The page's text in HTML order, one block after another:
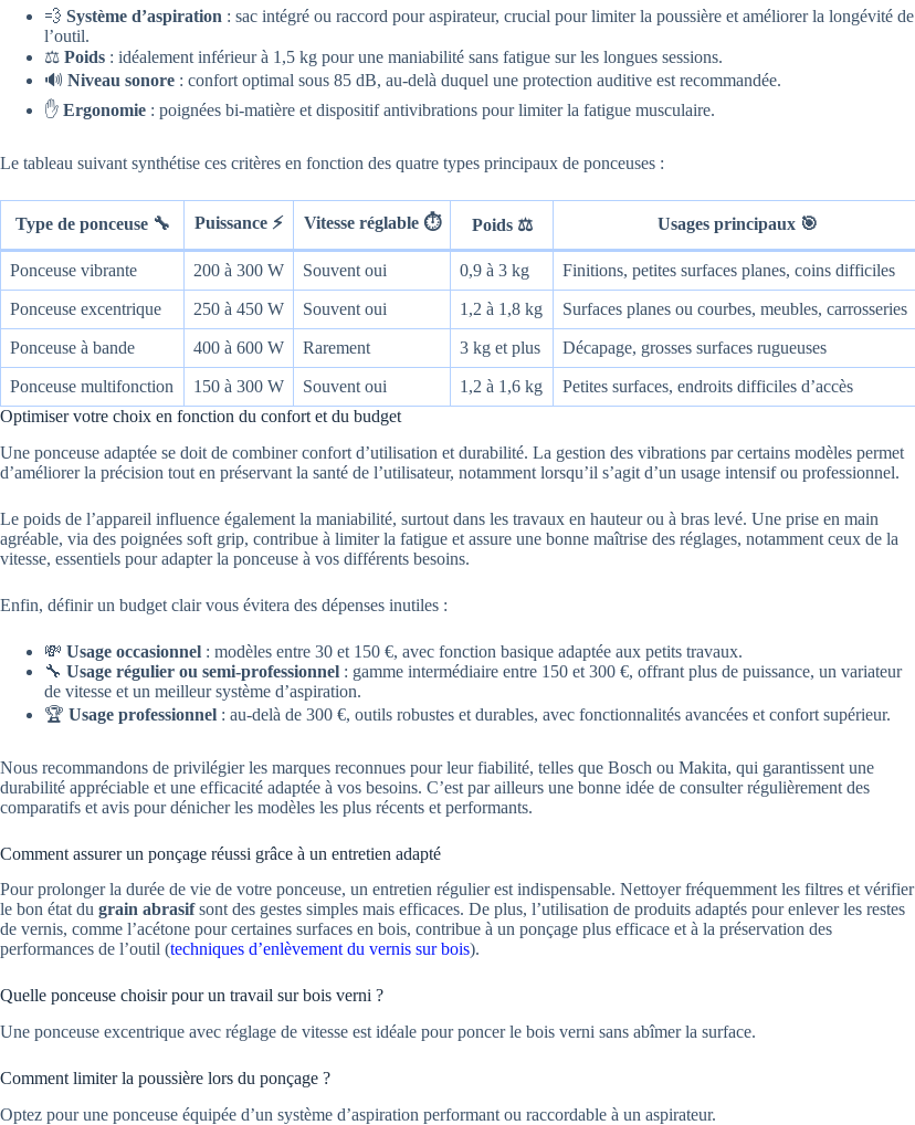
💨 Système d’aspiration : sac intégré ou raccord pour aspirateur, crucial pour limiter la poussière et améliorer la longévité de
l’outil.
⚖️ Poids : idéalement inférieur à 1,5 kg pour une maniabilité sans fatigue sur les longues sessions.
🔊 Niveau sonore : confort optimal sous 85 dB, au-delà duquel une protection auditive est recommandée.
✋ Ergonomie : poignées bi-matière et dispositif antivibrations pour limiter la fatigue musculaire.
Le tableau suivant synthétise ces critères en fonction des quatre types principaux de ponceuses :
Type de ponceuse 🔧 Puissance ⚡ Vitesse réglable ⏱️ Poids ⚖️ Usages principaux 🎯
Ponceuse vibrante 200 à 300 W Souvent oui 0,9 à 3 kg Finitions, petites surfaces planes, coins difficiles
Ponceuse excentrique 250 à 450 W Souvent oui 1,2 à 1,8 kg Surfaces planes ou courbes, meubles, carrosseries
Ponceuse à bande 400 à 600 W Rarement 3 kg et plus Décapage, grosses surfaces rugueuses
Ponceuse multifonction 150 à 300 W Souvent oui 1,2 à 1,6 kg
Petites surfaces, endroits difficiles d’accès
Optimiser votre choix en fonction du confort et du budget
Une ponceuse adaptée se doit de combiner confort d’utilisation et durabilité. La gestion des vibrations par certains modèles permet
d’améliorer la précision tout en préservant la santé de l’utilisateur, notamment lorsqu’il s’agit d’un usage intensif ou professionnel.
Le poids de l’appareil influence également la maniabilité, surtout dans les travaux en hauteur ou à bras levé. Une prise en main
agréable, via des poignées soft grip, contribue à limiter la fatigue et assure une bonne maîtrise des réglages, notamment ceux de la
vitesse, essentiels pour adapter la ponceuse à vos différents besoins.
Enfin, définir un budget clair vous évitera des dépenses inutiles :
💸 Usage occasionnel : modèles entre 30 et 150 €, avec fonction basique adaptée aux petits travaux.
🔧 Usage régulier ou semi-professionnel : gamme intermédiaire entre 150 et 300 €, offrant plus de puissance, un variateur
de vitesse et un meilleur système d’aspiration.
🏆 Usage professionnel : au-delà de 300 €, outils robustes et durables, avec fonctionnalités avancées et confort supérieur.
Nous recommandons de privilégier les marques reconnues pour leur fiabilité, telles que Bosch ou Makita, qui garantissent une
durabilité appréciable et une efficacité adaptée à vos besoins. C’est par ailleurs une bonne idée de consulter régulièrement des
comparatifs et avis pour dénicher les modèles les plus récents et performants.
Comment assurer un ponçage réussi grâce à un entretien adapté
Pour prolonger la durée de vie de votre ponceuse, un entretien régulier est indispensable. Nettoyer fréquemment les filtres et vérifier
le bon état du grain abrasifsont des gestes simples mais efficaces. De plus, l’utilisation de produits adaptés pour enlever les restes
de vernis, comme l’acétone pour certaines surfaces en bois, contribue à un ponçage plus efficace et à la préservation des
performances de l’outil (techniques d’enlèvement du vernis sur bois).
Quelle ponceuse choisir pour un travail sur bois verni ?
Une ponceuse excentrique avec réglage de vitesse est idéale pour poncer le bois verni sans abîmer la surface.
Comment limiter la poussière lors du ponçage ?
Optez pour une ponceuse équipée d’un système d’aspiration performant ou raccordable à un aspirateur.